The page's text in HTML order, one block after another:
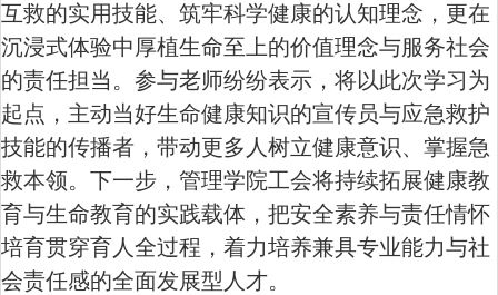
互救的实用技能、筑牢科学健康的认知理念，更在
沉浸式体验中厚植生命至上的价值理念与服务社会
的责任担当。参与老师纷纷表示，将以此次学习为
起点，主动当好生命健康知识的宣传员与应急救护
技能的传播者，带动更多人树立健康意识、掌握急
救本领。下一步， 管理学院工会将持续拓展健康教
育与生命教育的实践载体，把安全素养与责任情怀
培育贯穿育人全过程，着力培养兼具专业能力与社
会责任感的全面发展型人才。